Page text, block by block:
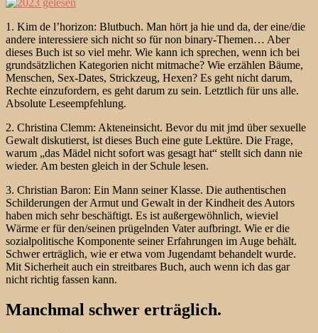
1. Kim de l’horizon: Blutbuch. Man hört ja hie und da, der eine/die
andere interessiere sich nicht so für non binary-Themen… Aber
dieses Buch ist so viel mehr. Wie kann ich sprechen, wenn ich bei
grundsätzlichen Kategorien nicht mitmache? Wie erzählen Bäume,
Menschen, Sex-Dates, Strickzeug, Hexen? Es geht nicht darum,
Rechte einzufordern, es geht darum zu sein. Letztlich für uns alle.
Absolute Leseempfehlung.
2. Christina Clemm: Akteneinsicht. Bevor du mit jmd über sexuelle
Gewalt diskutierst, ist dieses Buch eine gute Lektüre. Die Frage,
warum „das Mädel nicht sofort was gesagt hat“ stellt sich dann nie
wieder. Am besten gleich in der Schule lesen.
3. Christian Baron: Ein Mann seiner Klasse. Die authentischen
Schilderungen der Armut und Gewalt in der Kindheit des Autors
haben mich sehr beschäftigt. Es ist außergewöhnlich, wieviel
Wärme er für den/seinen prügelnden Vater aufbringt. Wie er die
sozialpolitische Komponente seiner Erfahrungen im Auge behält.
Schwer erträglich, wie er etwa vom Jugendamt behandelt wurde.
Mit Sicherheit auch ein streitbares Buch, auch wenn ich das gar
nicht richtig fassen kann.
Manchmal schwer erträglich.